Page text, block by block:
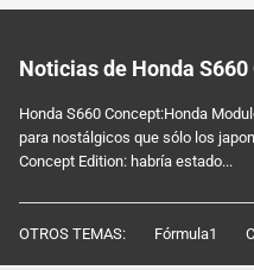
Noticias de Honda
Honda S660 Concept:Honda
para nostálgicos que sólo los
Concept Edition: habría estado...
OTROS TEMAS: Fórmula1